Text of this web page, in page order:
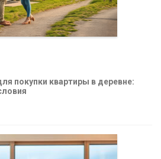
покупки квартиры в деревне: